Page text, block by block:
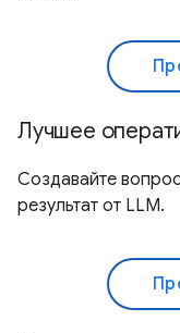
Лучшее
Создавайте
результат от LLM.